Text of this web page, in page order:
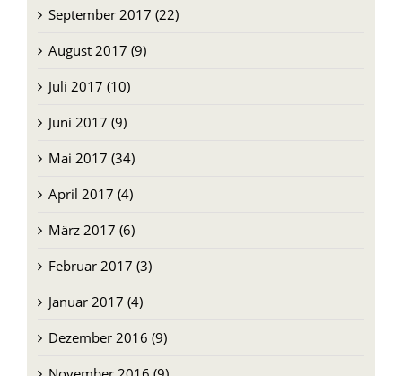
Oktober 2017 (10)
September 2017 (22)
August 2017 (9)
Juli 2017 (10)
Juni 2017 (9)
Mai 2017 (34)
April 2017 (4)
März 2017 (6)
Februar 2017 (3)
Januar 2017 (4)